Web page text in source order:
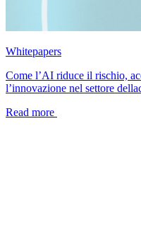
Whitepapers
Come l’AI riduce il rischio,
l’innovazione nel settore
Read more